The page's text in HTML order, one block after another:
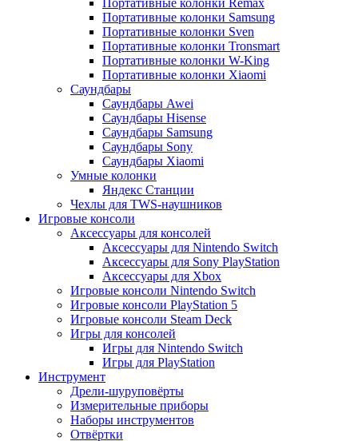
Портативные колонки Samsung
Портативные колонки Sven
Портативные колонки Tronsmart
Портативные колонки W-King
Портативные колонки Xiaomi
Саундбары
Саундбары Awei
Саундбары Hisense
Саундбары Samsung
Саундбары Sony
Саундбары Xiaomi
Умные колонки
Яндекс Станции
Чехлы для TWS-наушников
Игровые консоли
Аксессуары для консолей
Аксессуары для Nintendo Switch
Аксессуары для Sony PlayStation
Аксессуары для Xbox
Игровые консоли Nintendo Switch
Игровые консоли PlayStation 5
Игровые консоли Steam Deck
Игры для консолей
Игры для Nintendo Switch
Игры для PlayStation
Инструмент
Дрели-шуруповёрты
Измерительные приборы
Наборы инструментов
Отвёртки